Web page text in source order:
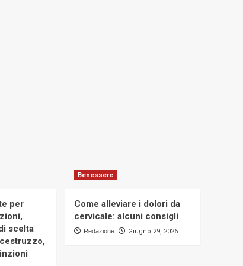
per
scelta
Benessere
Come alleviare i dolori da
cervicale: alcuni consigli
Redazione Giugno 29, 2026